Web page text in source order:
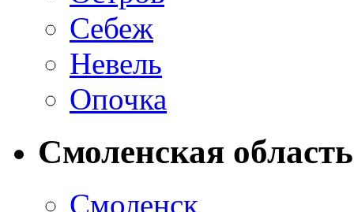
Себеж
Невель
Опочка
Смоленская область
Смоленск